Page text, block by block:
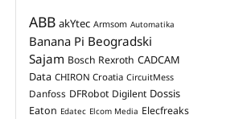
ABB akYtec Armsom Automatika
Banana Pi Beogradski
Sajam Bosch Rexroth CADCAM
Data CHIRON Croatia CircuitMess
Danfoss DFRobot Digilent Dossis
Eaton Edatec Elcom Media Elecfreaks